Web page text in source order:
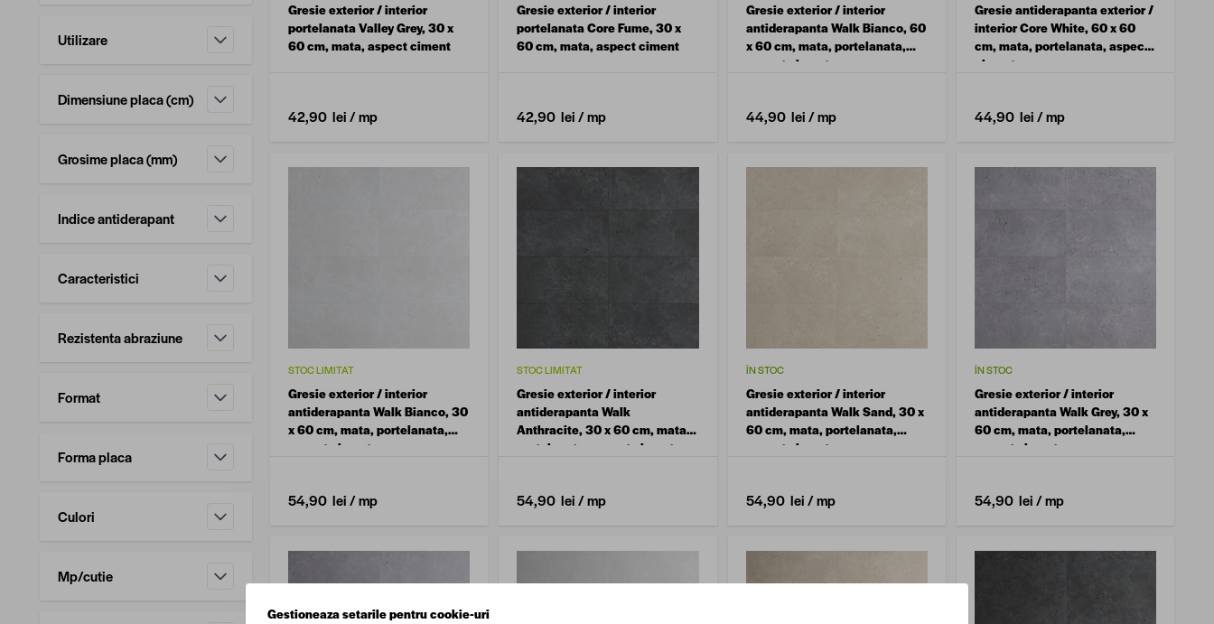
Utilizare
Dimensiune placa (cm)
Grosime placa (mm)
Indice antiderapant
Caracteristici
Rezistenta abraziune
Format
Forma placa
Culori
Mp/cutie
Gresie exterior / interior
portelanata Valley Grey, 30 x
60 cm, mata, aspect ciment
42,90 lei/ mp
Gresie exterior / interior
portelanata Core Fume, 30 x
60 cm, mata, aspect ciment
42,90 lei/ mp
Gresie exterior / interior
antiderapanta Walk Bianco, 60
x 60 cm, mata, portelanata,
aspect ciment
44,90 lei/ mp
Gresie antiderapanta exterior /
interior Core White, 60 x 60
cm, mata, portelanata, aspect
ciment
44,90 lei/ mp
STOC LIMITAT
Gresie exterior / interior
antiderapanta Walk Bianco, 30
x 60 cm, mata, portelanata,
aspect ciment
54,90 lei/ mp
STOC LIMITAT
Gresie exterior / interior
antiderapanta Walk
Anthracite, 30 x 60 cm, mata,
portelanata, aspect ciment
54,90 lei/ mp
ÎN STOC
Gresie exterior / interior
antiderapanta Walk Sand, 30 x
60 cm, mata, portelanata,
aspect ciment
54,90 lei/ mp
ÎN STOC
Gresie exterior / interior
antiderapanta Walk Grey, 30 x
60 cm, mata, portelanata,
aspect ciment
54,90 lei/ mp
Gestioneaza setarile pentru cookie-uri